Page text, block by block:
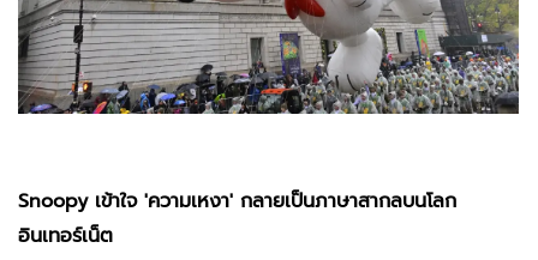
Snoopy เข้าใจ 'ความเหงา' กลายเป็นภาษาสากลบนโลก
อินเทอร์เน็ต